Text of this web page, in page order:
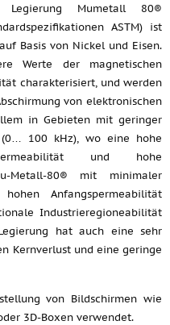
Legierung Mumetall 80®
ASTM) ist
Basis von Nickel und Eisen.
Werte der magnetischen
charakterisiert, und werden
von elektronischen
in Gebieten mit geringer
(0… 100 kHz), wo eine hohe
und hohe
Metall-80® mit minimaler
Anfangspermeabilität
Industrieregioneabilität
hat auch eine sehr
Kernverlust und eine geringe
von Bildschirmen wie
3D-Boxen verwendet.